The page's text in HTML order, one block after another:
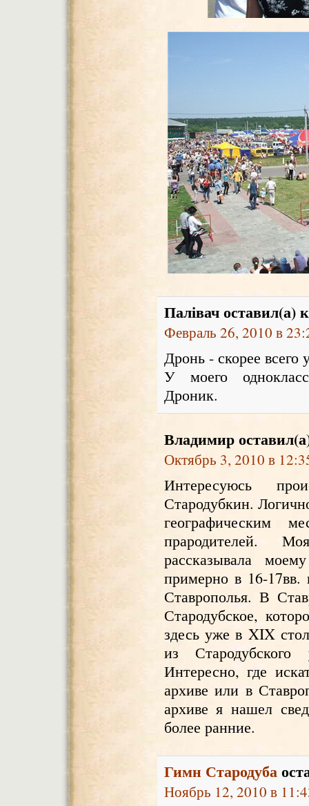
Палівачоставил(а)
Февраль 26, 2010 в
Дронь - скорее
У моего
Дроник.
Владимир
Октябрь 3, 2010 в
Интересуюсь
Стародубкин.
географическим
прародителей.
рассказывала
примерно в 16-
Ставрополья. В
Стародубское,
здесь уже в XIX
из Стародубского
Интересно, где
архиве или в
архиве я нашел
более ранние.
Гимн Стародуба
Ноябрь 12, 2010 в